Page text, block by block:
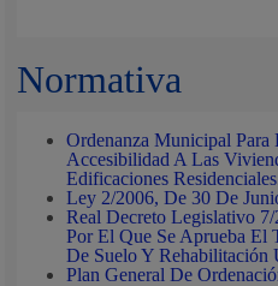
Normativa
Ordenanza Municipal
Accesibilidad A Las
Edificaciones
Ley 2/2006, De 30 De
Real Decreto Legislativo
Por El Que Se Aprueba
De Suelo Y Rehabilitación
Plan General De